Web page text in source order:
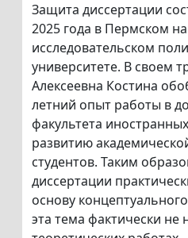
Защита диссертации
2025 года в Пермском
исследовательском
университете. В своем
Алексеевна Костина
летний опыт работы в
факультета
развитию
студентов. Таким
диссертации
основу
эта тема фактически не